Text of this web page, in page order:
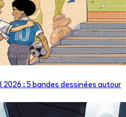
: 5 bandes dessinées autour